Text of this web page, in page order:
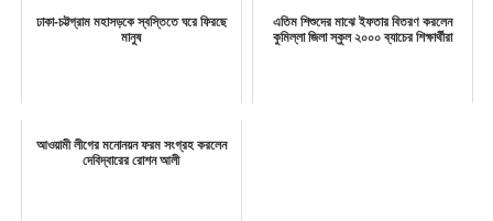
ঢাকা-চট্টগ্রাম মহাসড়কে স্বস্তিতে ঘরে ফিরছে
মানুষ
এতিম শিশুদের মাঝে ইফতার বিতরণ করলেন
কুমিল্লা জিলা স্কুল ২০০০ ব্যাচের শিক্ষার্থীরা
আওয়ামী লীগের মনোনয়ন ফরম সংগ্রহ করলেন
দেবিদ্বারের রোশন আলী